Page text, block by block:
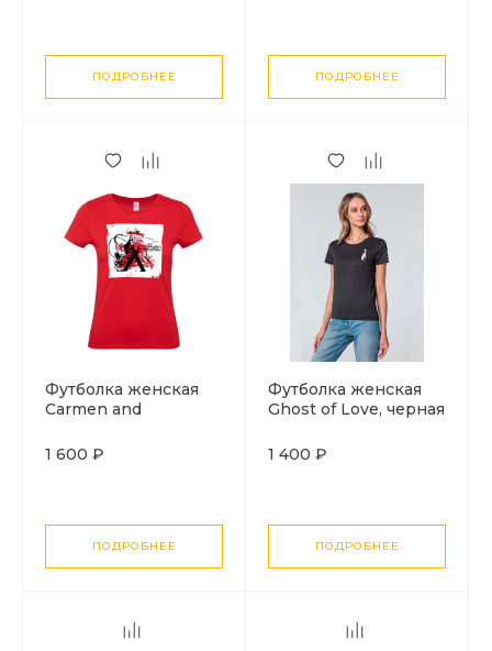
ПОДРОБНЕЕ ПОДРОБНЕЕ
Футболка женская
Carmen and
1 600 ₽
ПОДРОБНЕЕ
Футболка женская
Ghost of Love, черная
1 400 ₽
ПОДРОБНЕЕ